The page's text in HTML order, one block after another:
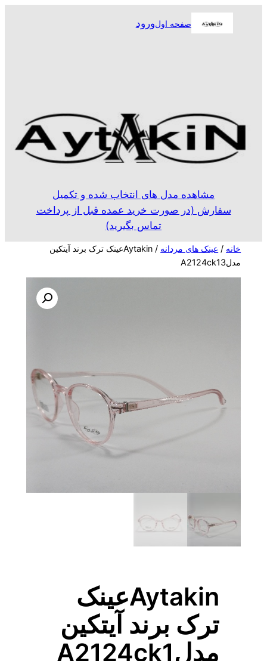
صفحه اولورود
مشاهده مدل های انتخاب شده و تکمیل
سفارش (در صورت خرید عمده قبل از پرداخت
تماس بگیرید)
خانه / عینک های مردانه
/ Aytakinعینک ترک برند آیتکین
مدلA2124ck13
Aytakinعینک
ترک برند آیتکین
مدلA2124ck1